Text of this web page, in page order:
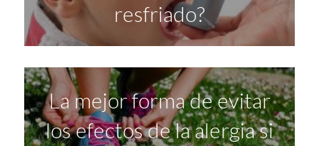
resfriado?
La mejor forma de evitar
los efectos de la alergia si